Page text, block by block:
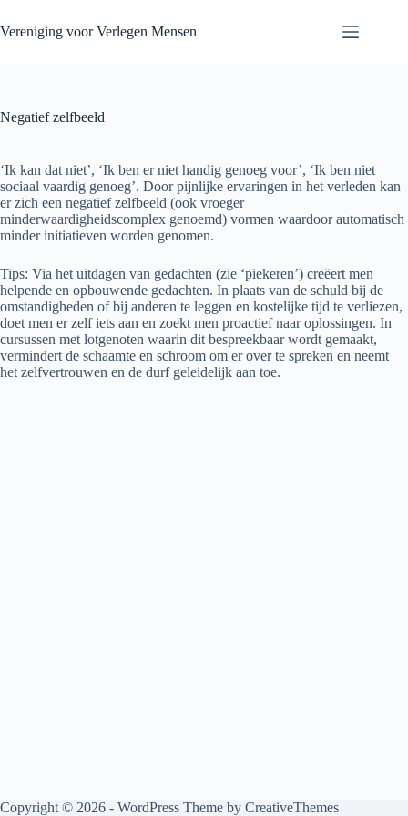
to
content
Vereniging voor Verlegen Mensen
Negatief zelfbeeld
‘Ik kan dat niet’, ‘Ik ben er niet handig genoeg voor’, ‘Ik ben niet
sociaal vaardig genoeg’. Door pijnlijke ervaringen in het verleden kan
er zich een negatief zelfbeeld (ook vroeger
minderwaardigheidscomplex genoemd) vormen waardoor automatisch
minder initiatieven worden genomen.
Tips: Via het uitdagen van gedachten (zie ‘piekeren’) creëert men
helpende en opbouwende gedachten. In plaats van de schuld bij de
omstandigheden of bij anderen te leggen en kostelijke tijd te verliezen,
doet men er zelf iets aan en zoekt men proactief naar oplossingen. In
cursussen met lotgenoten waarin dit bespreekbaar wordt gemaakt,
vermindert de schaamte en schroom om er over te spreken en neemt
het zelfvertrouwen en de durf geleidelijk aan toe.
Copyright © 2026 - WordPress Theme by CreativeThemes